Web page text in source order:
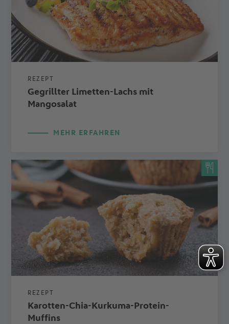
REZEPT
Gegrillter Limetten-Lachs mit
Mangosalat
MEHR ERFAHREN
REZEPT
Karotten-Chia-Kurkuma-Protein-
Muffins